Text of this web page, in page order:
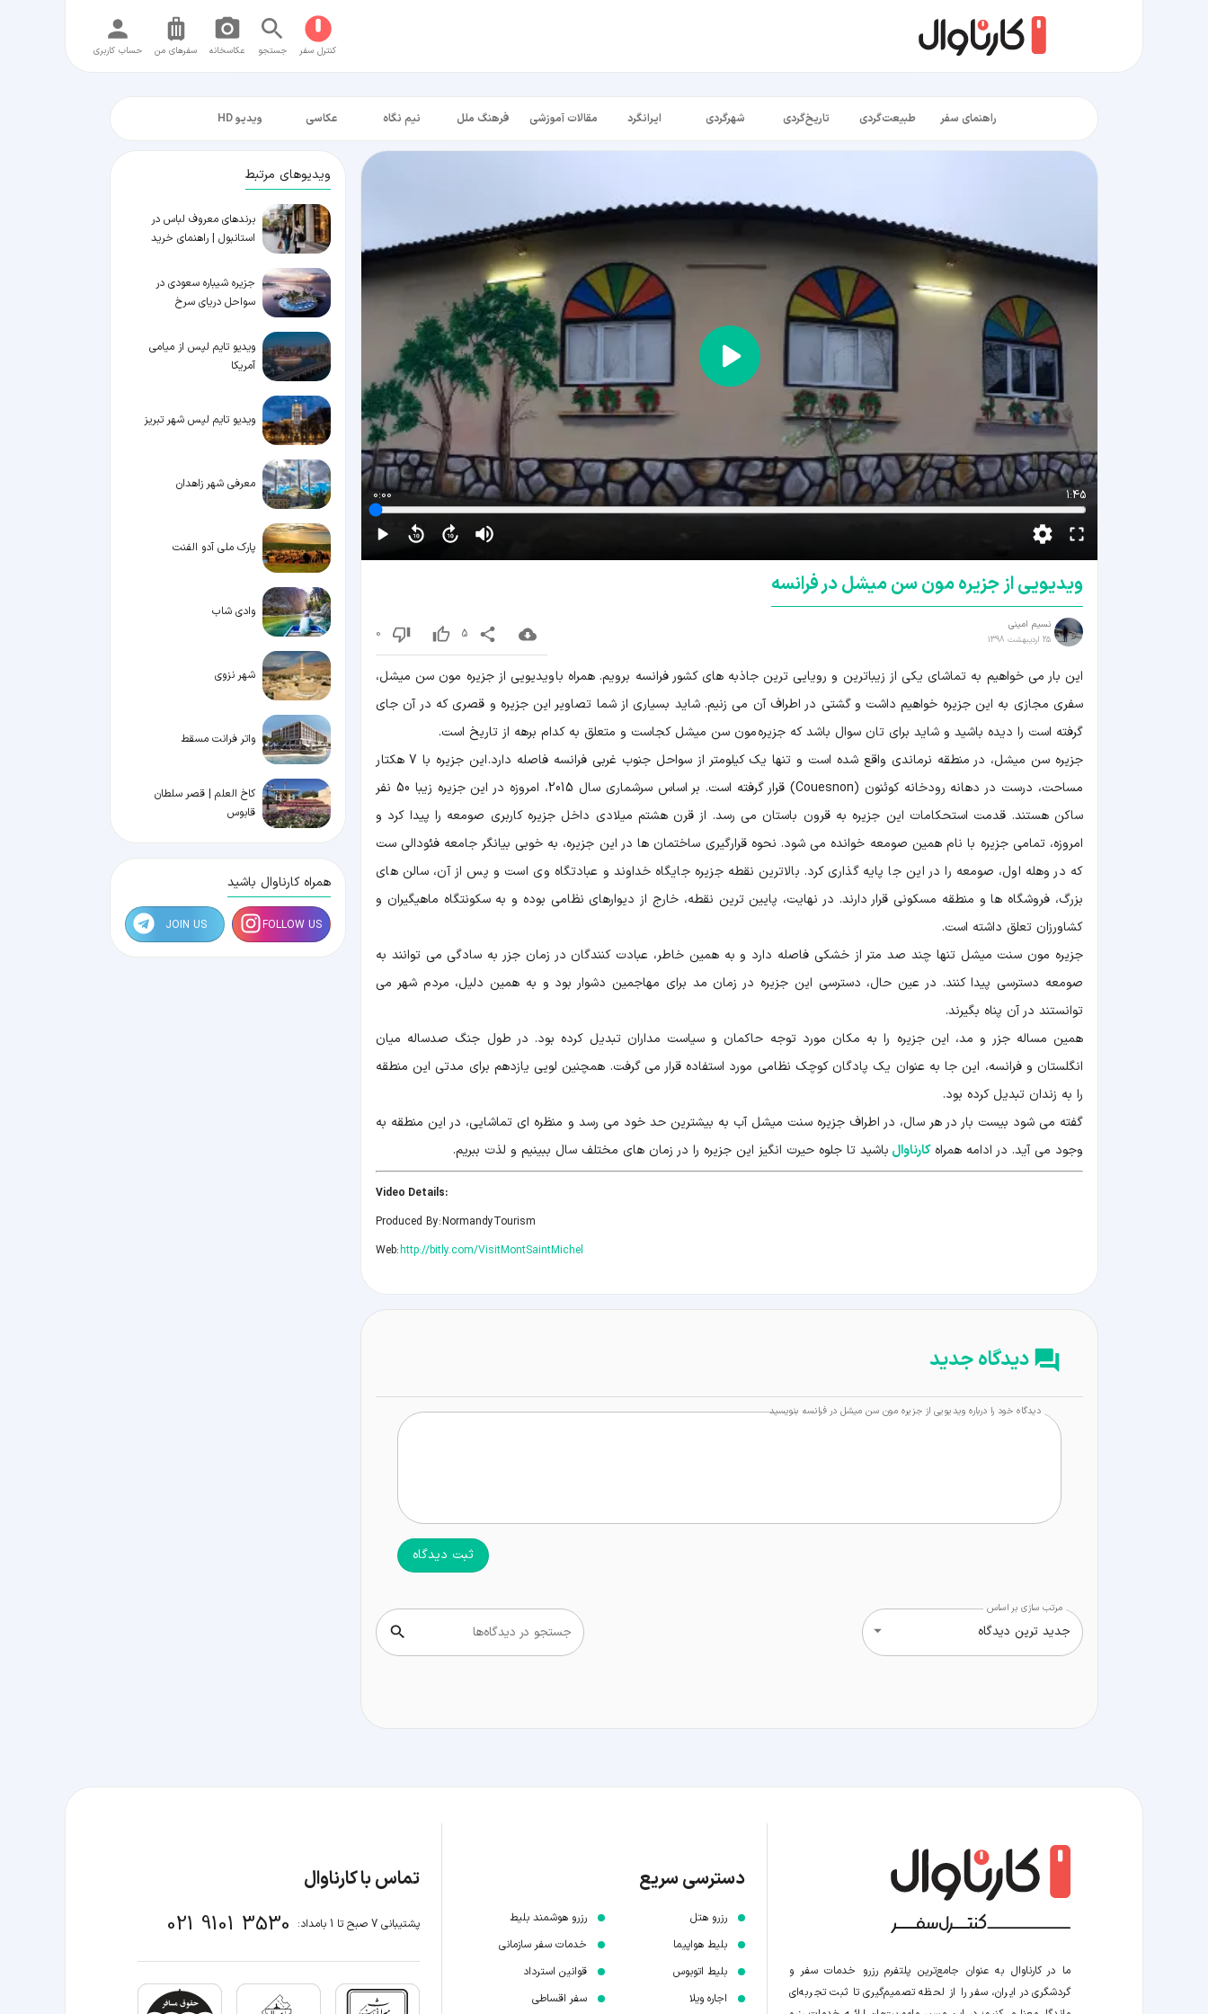
کنترل سفر جستجو عکاسخانه سفر‌های من حساب کاربری
راهنمای سفر طبیعت‌گردی تاریخ‌گردی شهرگردی ایرانگرد مقالات آموزشی فرهنگ ملل نیم نگاه عکاسی ویدیو HD
1:45
0:00
ویدیویی از جزیره مون سن میشل در فرانسه
نسیم امینی
25 اردیبهشت 1398 5
0
این بار می خواهیم به تماشای یکی از زیباترین و رویایی ترین جاذبه های کشور فرانسه برویم. همراه با ویدیویی از جزیره مون سن میشل،
سفری مجازی به این جزیره خواهیم داشت و گشتی در اطراف آن می زنیم. شاید بسیاری از شما تصاویر این جزیره و قصری که در آن جای
گرفته است را دیده باشید و شاید برای تان سوال باشد که جزیره مون سن میشل کجاست و متعلق به کدام برهه از تاریخ است.
جزیره سن میشل، در منطقه نرماندی واقع شده است و تنها یک کیلومتر از سواحل جنوب غربی فرانسه فاصله دارد. این جزیره با 7 هکتار
مساحت، درست در دهانه رودخانه کوئنون (Couesnon) قرار گرفته است. بر اساس سرشماری سال 2015، امروزه در این جزیره زیبا 50 نفر
ساکن هستند. قدمت استحکامات این جزیره به قرون باستان می رسد. از قرن هشتم میلادی داخل جزیره کاربری صومعه را پیدا کرد و
امروزه، تمامی جزیره با نام همین صومعه خوانده می شود. نحوه قرارگیری ساختمان ها در این جزیره، به خوبی بیانگر جامعه فئودالی ست
که در وهله اول، صومعه را در این جا پایه گذاری کرد. بالاترین نقطه جزیره جایگاه خداوند و عبادتگاه وی است و پس از آن، سالن های
بزرگ، فروشگاه ها و منطقه مسکونی قرار دارند. در نهایت، پایین ترین نقطه، خارج از دیوارهای نظامی بوده و به سکونتگاه ماهیگیران و
کشاورزان تعلق داشته است.
جزیره مون سنت میشل تنها چند صد متر از خشکی فاصله دارد و به همین خاطر، عبادت کنندگان در زمان جزر به سادگی می توانند به
صومعه دسترسی پیدا کنند. در عین حال، دسترسی این جزیره در زمان مد برای مهاجمین دشوار بود و به همین دلیل، مردم شهر می
توانستند در آن پناه بگیرند.
همین مساله جزر و مد، این جزیره را به مکان مورد توجه حاکمان و سیاست مداران تبدیل کرده بود. در طول جنگ صدساله میان
انگلستان و فرانسه، این جا به عنوان یک پادگان کوچک نظامی مورد استفاده قرار می گرفت. همچنین لویی یازدهم برای مدتی این منطقه
را به زندان تبدیل کرده بود.
گفته می شود بیست بار در هر سال، در اطراف جزیره سنت میشل آب به بیشترین حد خود می رسد و منظره ای تماشایی، در این منطقه به
وجود می آید. در ادامه همراهکارناوال باشید تا جلوه حیرت انگیز این جزیره را در زمان های مختلف سال ببینیم و لذت ببریم.
:Video Details
Produced By: NormandyTourism
Web:http://bitly.com/VisitMontSaintMichel
دیدگاه جدید
دیدگاه خود را درباره ویدیویی از جزیره مون سن میشل در فرانسه بنویسید
ثبت دیدگاه
جستجو در دیدگاه‌ها
مرتب سازی بر اساس
جدید ترین دیدگاه
ویدیوهای مرتبط
برندهای معروف لباس در
استانبول | راهنمای خرید
جزیره شیباره سعودی در
سواحل دریای سرخ
ویدیو تایم لپس از میامی
آمریکا
ویدیو تایم لپس شهر تبریز
معرفی شهر زاهدان
پارک ملی آدو الفنت
وادی شاب
شهر نزوی
واتر فرانت مسقط
کاخ العلم | قصر سلطان
قابوس
همراه کارناوال باشید
FOLLOW US
JOIN US
ما در کارناوال به عنوان جامع‌ترین پلتفرم رزرو خدمات سفر و
گردشگری در ایران، سفر را از لحظه‌ تصمیم‌گیری تا ثبت تجربه‌ای
دسترسی سریع
رزرو هتل
بلیط هواپیما
بلیط اتوبوس
اجاره ویلا
رزرو هوشمند بلیط
خدمات سفر سازمانی
قوانین استرداد
سفر اقساطی
تماس با کارناوال
پشتیبانی 7 صبح تا 1 بامداد: 021 9101 3530